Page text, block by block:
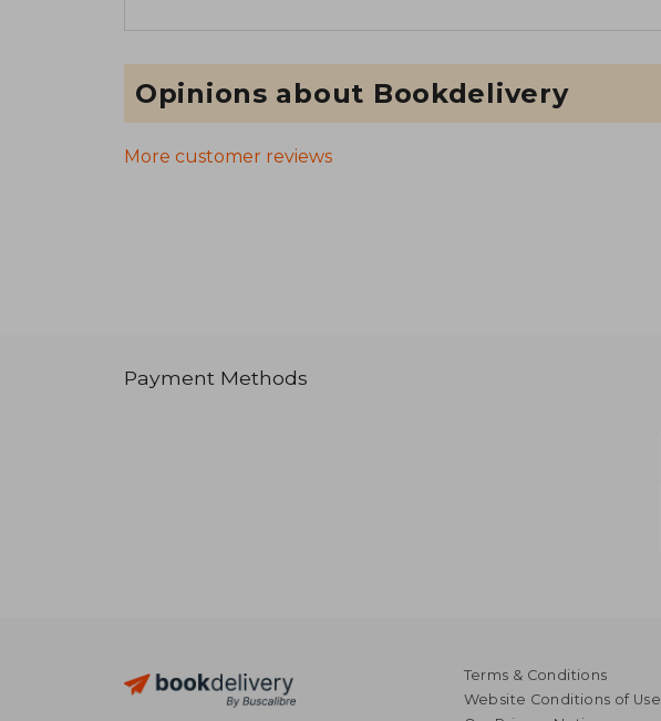
Opinions about Bookdelivery
More customer reviews
Payment Methods
Terms & Conditions
Website Conditions of Use